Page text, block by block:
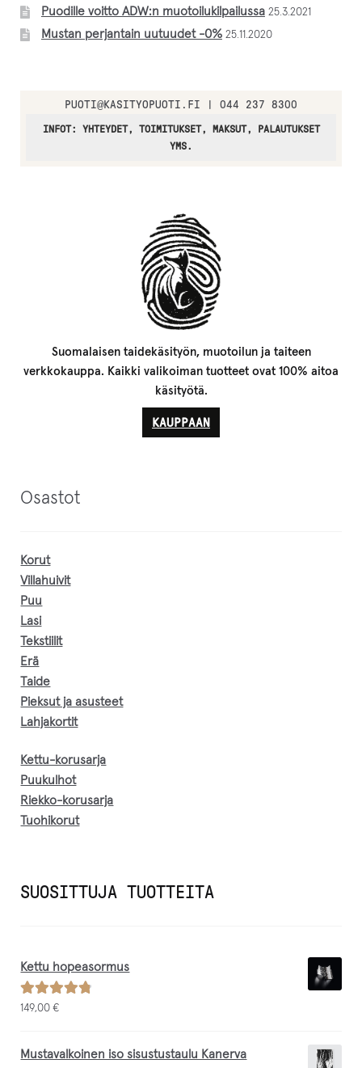
Puodille voitto ADW:n muotoilukilpailussa 25.3.2021
Mustan perjantain uutuudet -0% 25.11.2020
PUOTI@KASITYOPUOTI.FI | 044 237 8300
INFOT: YHTEYDET, TOIMITUKSET, MAKSUT, PALAUTUKSET
YMS.
Suomalaisen taidekäsityön, muotoilun ja taiteen
verkkokauppa. Kaikki valikoiman tuotteet ovat 100% aitoa
käsityötä.
KAUPPAAN
Osastot
Korut
Villahuivit
Puu
Lasi
Tekstiilit
Erä
Taide
Pieksut ja asusteet
Lahjakortit
Kettu-korusarja
Puukulhot
Riekko-korusarja
Tuohikorut
SUOSITTUJA TUOTTEITA
Kettu hopeasormus
Arvostelu
4.88/ 5
149,00€
Mustavalkoinen iso sisustustaulu Kanerva